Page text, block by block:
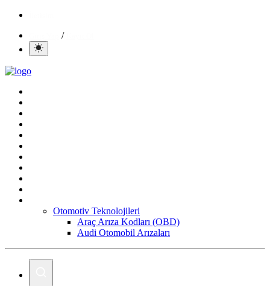
/
Otomotiv Teknolojileri
Araç Arıza Kodları (OBD)
Audi Otomobil Arızaları